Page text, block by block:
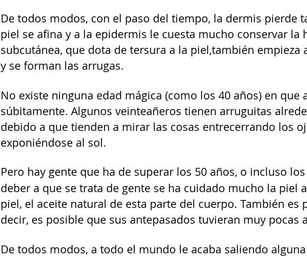
De todos modos, con el paso del tiempo, la dermis pierde
piel se afina y a la epidermis le cuesta mucho conservar la
subcutánea, que dota de tersura a la piel,también
y se forman las arrugas.
No existe ninguna edad mágica (como los 40 años) en
súbitamente. Algunos veinteañeros tienen arruguitas
debido a que tienden a mirar las cosas entrecerrando los
exponiéndose al sol.
Pero hay gente que ha de superar los 50 años, o incluso
deber a que se trata de gente se ha cuidado mucho la piel
piel, el aceite natural de esta parte del cuerpo. También es
decir, es posible que sus antepasados tuvieran muy pocas
De todos modos, a todo el mundo le acaba saliendo